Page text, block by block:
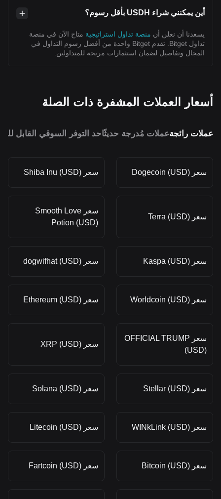
أين يمكنني شراء USDH بأقل رسوم؟
يسعدنا أن نعلن أن منصة تداول استراتيجية متاح الآن في منصة
تداول Bitget. تقدم Bitget واحدة من أفضل رسوم التداول في
المجال وتفاصيل لضمان استثمارات مربحة للمتداولين.
أسعار العملات المشفرة ذات الصلة
عملات رائجةعملات مُدرجة حديثًاحد التوفر السوقي القابل
سعر Dogecoin (USD) سعر Shiba Inu (USD)
سعر Terra (USD)
سعر Smooth Love
Potion (USD)
سعر Kaspa (USD) سعر dogwifhat (USD)
سعر Worldcoin (USD) سعر Ethereum (USD)
سعر OFFICIAL TRUMP
(USD)
سعر XRP (USD)
سعر Stellar (USD) سعر Solana (USD)
سعر WINkLink (USD) سعر Litecoin (USD)
سعر Bitcoin (USD) سعر Fartcoin (USD)